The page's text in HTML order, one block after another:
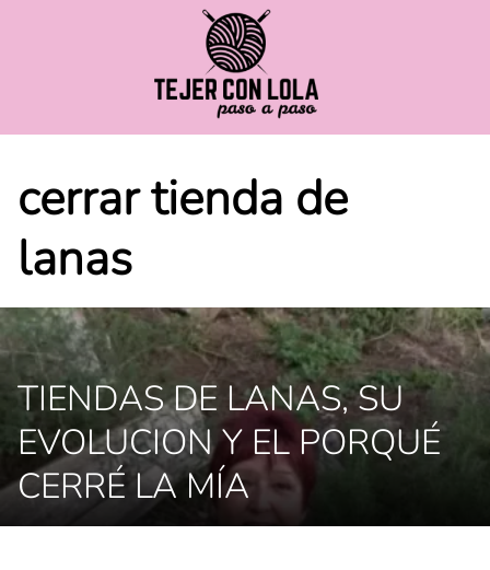
cerrar tienda de
lanas
TIENDAS DE LANAS, SU
EVOLUCION Y EL PORQUÉ
CERRÉ LA MÍA